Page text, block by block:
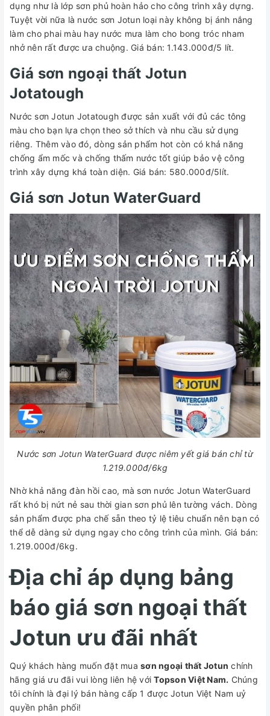
dụng như là lớp sơn phủ hoàn hảo cho công trình xây dựng.
Tuyệt vời nữa là nước sơn Jotun loại này không bị ánh nắng
làm cho phai màu hay nước mưa làm cho bong tróc nham
nhở nên rất được ưa chuộng. Giá bán: 1.143.000đ/5 lít.
Giá sơn ngoại thất Jotun
Jotatough
Nước sơn Jotun Jotatough được sản xuất với đủ các tông
màu cho bạn lựa chọn theo sở thích và nhu cầu sử dụng
riêng. Thêm vào đó, dòng sản phẩm hot còn có khả năng
chống ẩm mốc và chống thấm nước tốt giúp bảo vệ công
trình xây dựng khá toàn diện. Giá bán: 580.000đ/5lít.
Giá sơn Jotun WaterGuard
Nước sơn Jotun WaterGuard được niêm yết giá bán chỉ từ
1.219.000đ/6kg
Nhờ khả năng đàn hồi cao, mà sơn nước Jotun WaterGuard
rất khó bị nứt nẻ sau thời gian sơn phủ lên tường vách. Dòng
sản phẩm được pha chế sẵn theo tỷ lệ tiêu chuẩn nên bạn có
thể dễ dàng sử dụng ngay cho công trình của mình. Giá bán:
1.219.000đ/6kg.
Địa chỉ áp dụng bảng
báo giá sơn ngoại thất
Jotun ưu đãi nhất
Quý khách hàng muốn đặt mua sơn ngoại thất Jotun chính
hãng giá ưu đãi vui lòng liên hệ vớiTopson Việt Nam. Chúng
tôi chính là đại lý bán hàng cấp 1 được Jotun Việt Nam uỷ
quyền phân phối!